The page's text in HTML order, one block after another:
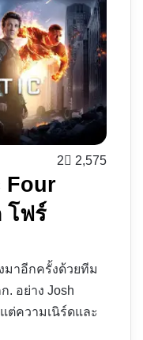
2 2,575
Four
โฟร์
มาอีกครั้งด้วยทีม
. อย่าง Josh
ต่ความเนิร์ดและ